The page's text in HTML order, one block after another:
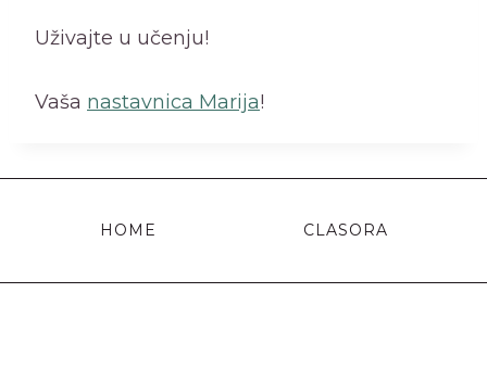
Uživajte u učenju!
Vaša nastavnica Marija!
HOME CLASORA